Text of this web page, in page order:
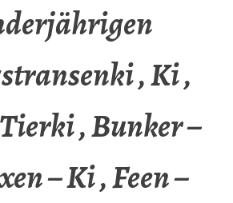
, Ki ,
, Bunker –
– Ki , Feen –